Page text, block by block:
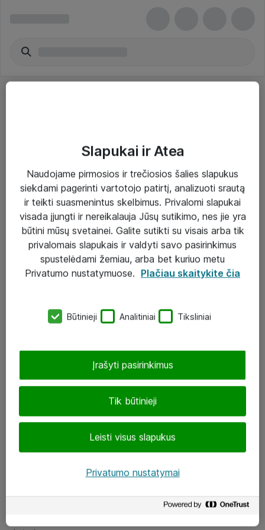
Paslaugos
Sprendimai
Įgyvendinti projektai
Atea ekspertų patarimai verslui
eShop@atea.lt
LinkedIn
Slapukai ir Atea
Naudojame pirmosios ir trečiosios šalies slapukus
siekdami pagerinti vartotojo patirtį, analizuoti srautą
ir teikti suasmenintus skelbimus. Privalomi slapukai
visada įjungti ir nereikalauja Jūsų sutikimo, nes jie yra
būtini mūsų svetainei. Galite sutikti su visais arba tik
privalomais slapukais ir valdyti savo pasirinkimus
spustelėdami žemiau, arba bet kuriuo metu
Privatumo nustatymuose. Plačiau skaitykite čia
Būtinieji Analitiniai Tiksliniai
Tik būtinieji
Leisti visus slapukus
Įrašyti pasirinkimus
Privatumo nustatymai